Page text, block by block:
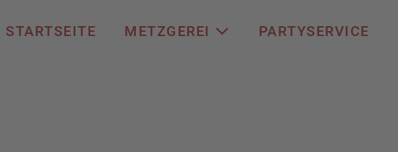
STARTSEITE METZGEREI PARTYSERVICE